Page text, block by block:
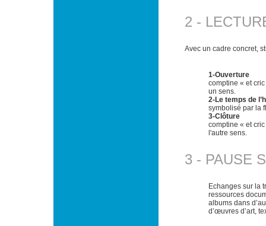
2 -
Avec un cadre concret,
1-Ouverture
comptine « et
un sens.
2-Le temps de
symbolisé par la
3-Clôture
comptine « et
l'autre sens.
3 - PAUSE
Echanges sur la
ressources
albums dans
d’œuvres d’art,